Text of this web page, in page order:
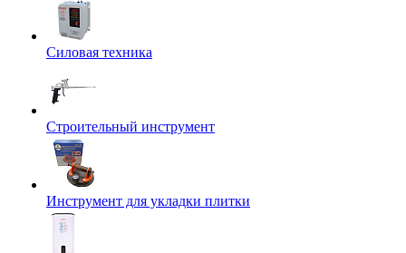
Силовая техника
Строительный инструмент
Инструмент для укладки плитки